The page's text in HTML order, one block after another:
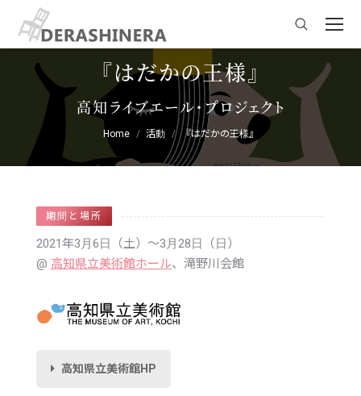
Search:
『はだかの王様』
高知ライブエール・プロジェクト
You are here:
Home 活動 『はだかの王様』
期間と場所
2021年3月6日（土） 〜3月28日（日）
高知県立美術館ホール、滝野川会館
高知県立美術館HP